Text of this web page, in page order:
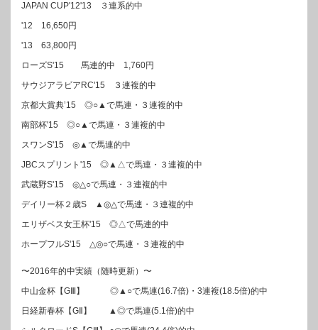
JAPAN CUP'12'13 ３連系的中
'12 16,650円
'13 63,800円
ローズS'15 馬連的中 1,760円
サウジアラビアRC'15 ３連複的中
京都大賞典’15 ◎○▲で馬連・３連複的中
南部杯'15 ◎○▲で馬連・３連複的中
スワンS'15 ◎▲で馬連的中
JBCスプリント'15 ◎▲△で馬連・３連複的中
武蔵野S'15 ◎△○で馬連・３連複的中
デイリー杯２歳S ▲◎△で馬連・３連複的中
エリザベス女王杯'15 ◎△で馬連的中
ホープフルS'15 △◎○で馬連・３連複的中
〜2016年的中実績（随時更新）〜
中山金杯【GⅢ】 ◎▲○で馬連(16.7倍)・3連複(18.5倍)的中
日経新春杯【GⅡ】 ▲◎で馬連(5.1倍)的中